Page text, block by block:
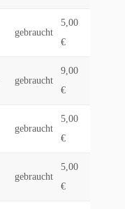
gebraucht
5,00
€
gebraucht
9,00
€
gebraucht
5,00
€
gebraucht
5,00
€